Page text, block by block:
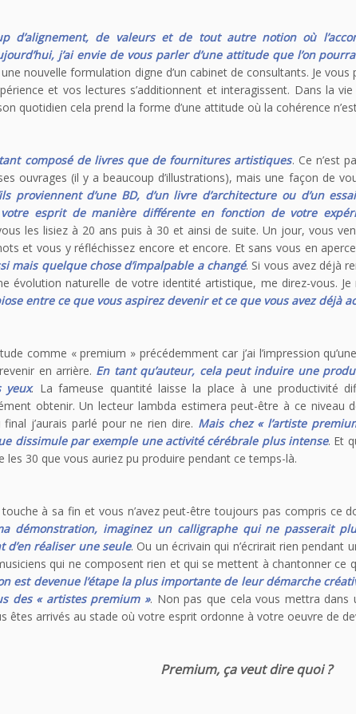
d’alignement, de valeurs et de tout autre notion où
j’ai envie de vous parler d’une attitude que l’on
nouvelle formulation digne d’un cabinet de consultants. Je
et vos lectures s’additionnent et interagissent. Dans la
quotidien cela prend la forme d’une attitude où la cohérence
composé de livres que de fournitures artistiques. Ce n’est
ouvrages (il y a beaucoup d’illustrations), mais une façon de
proviennent d’une BD, d’un livre d’architecture ou d’un
votre esprit de manière différente en fonction de votre
les lisiez à 20 ans puis à 30 et ainsi de suite. Un jour, vous
et vous y réfléchissez encore et encore. Et sans vous en
mais quelque chose d’impalpable a changé. Si vous avez déjà
évolution naturelle de votre identité artistique, me direz-vous. Je
entre ce que vous aspirez devenir et ce que vous avez déjà
comme « premium » précédemment car j’ai l’impression
en arrière. En tant qu’auteur, cela peut induire une
yeux. La fameuse quantité laisse la place à une productivité
obtenir. Un lecteur lambda estimera peut-être à ce niveau
final j’aurais parlé pour ne rien dire. Mais chez « l’artiste
dissimule par exemple une activité cérébrale plus intense. Et
les 30 que vous auriez pu produire pendant ce temps-là.
à sa fin et vous n’avez peut-être toujours pas compris ce
démonstration, imaginez un calligraphe qui ne passerait
d’en réaliser une seule. Ou un écrivain qui n’écrirait rien
qui ne composent rien et qui se mettent à chantonner ce
est devenue l’étape la plus importante de leur démarche
des « artistes premium ». Non pas que cela vous mettra dans
êtes arrivés au stade où votre esprit ordonne à votre oeuvre de
Premium, ça veut dire quoi ?